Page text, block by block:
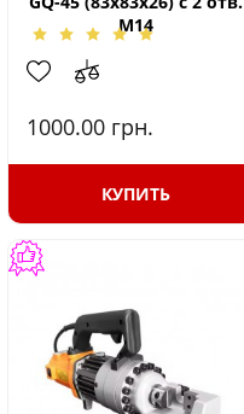
М14
1000.00 грн.
КУПИТЬ